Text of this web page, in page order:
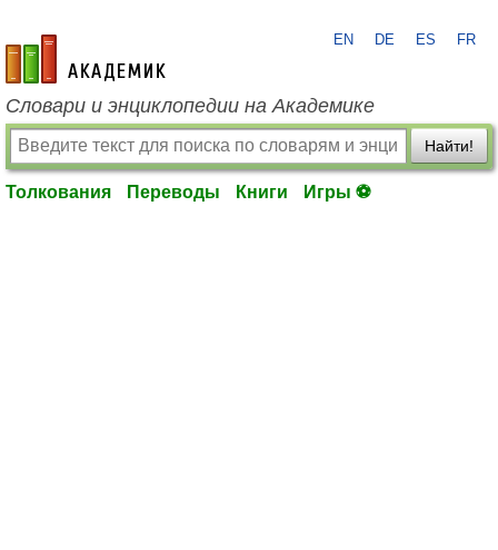
academic.ru
EN DE ES FR
Словари и энциклопедии на Академике
Найти!
Толкования Переводы Книги Игры ⚽